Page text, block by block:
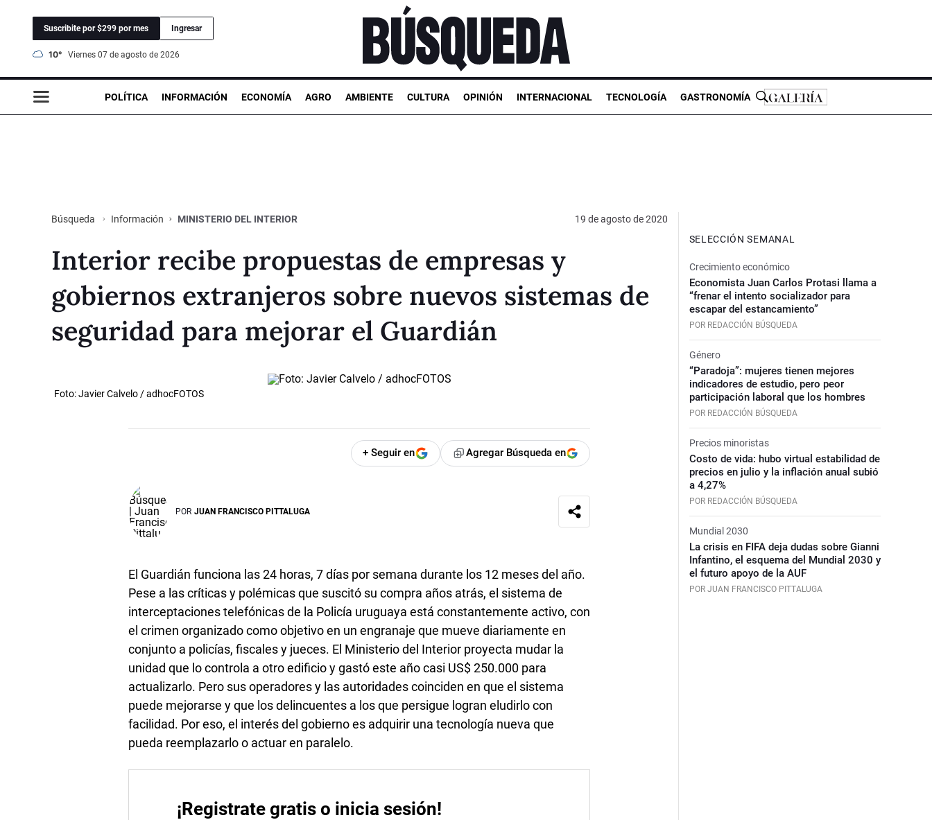
Suscribite por $299 por mes Ingresar
10° viernes 07 de agosto de 2026
POLÍTICA INFORMACIÓN ECONOMÍA AGRO AMBIENTE CULTURA OPINIÓN INTERNACIONAL TECNOLOGÍA GASTRONOMÍA
Búsqueda Información MINISTERIO DEL INTERIOR 19 de agosto de 2020
Interior recibe propuestas de empresas y
gobiernos extranjeros sobre nuevos sistemas de
seguridad para mejorar el Guardián
Foto: Javier Calvelo / adhocFOTOS
+ Seguir en Agregar Búsqueda en
POR JUAN FRANCISCO PITTALUGA
El Guardián funciona las 24 horas, 7 días por semana durante los 12 meses del año.
Pese a las críticas y polémicas que suscitó su compra años atrás, el sistema de
interceptaciones telefónicas de la Policía uruguaya está constantemente activo, con
el crimen organizado como objetivo en un engranaje que mueve diariamente en
conjunto a policías, fiscales y jueces. El Ministerio del Interior proyecta mudar la
unidad que lo controla a otro edificio y gastó este año casi US$ 250.000 para
actualizarlo. Pero sus operadores y las autoridades coinciden en que el sistema
puede mejorarse y que los delincuentes a los que persigue logran eludirlo con
facilidad. Por eso, el interés del gobierno es adquirir una tecnología nueva que
pueda reemplazarlo o actuar en paralelo.
¡Registrate gratis o inicia sesión!
SELECCIÓN SEMANAL
Crecimiento económico
Economista Juan Carlos Protasi llama a
“frenar el intento socializador para
escapar del estancamiento”
POR REDACCIÓN BÚSQUEDA
Género
“Paradoja”: mujeres tienen mejores
indicadores de estudio, pero peor
participación laboral que los hombres
POR REDACCIÓN BÚSQUEDA
Precios minoristas
Costo de vida: hubo virtual estabilidad de
precios en julio y la inflación anual subió
a 4,27%
POR REDACCIÓN BÚSQUEDA
Mundial 2030
La crisis en FIFA deja dudas sobre Gianni
Infantino, el esquema del Mundial 2030 y
el futuro apoyo de la AUF
POR JUAN FRANCISCO PITTALUGA